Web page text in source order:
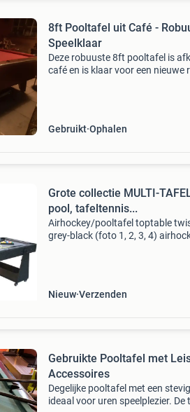
8ft Pooltafel uit Café -
Speelklaar
Deze robuuste 8ft pooltafel is
café en is klaar voor een nieuwe
Gebruikt Ophalen
Grote collectie MULTI-
pool, tafeltennis...
Airhockey/pooltafel toptable
grey-black (foto 1, 2, 3, 4)
Nieuw Verzenden
Gebruikte Pooltafel met
Accessoires
Degelijke pooltafel met een
ideaal voor uren speelplezier.